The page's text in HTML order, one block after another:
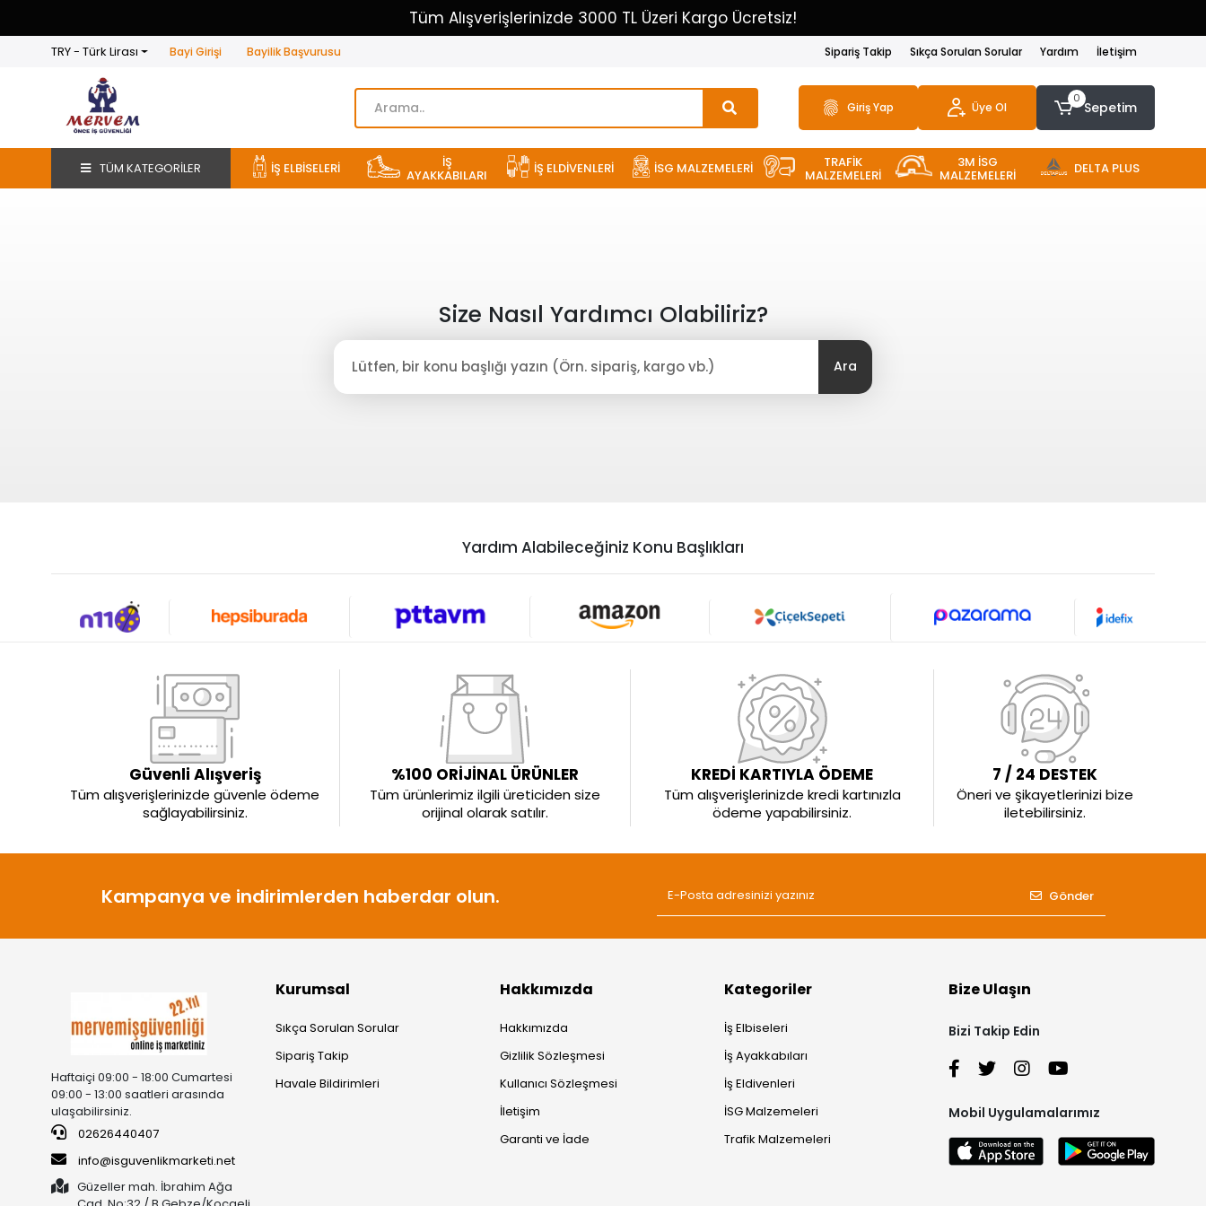
Tüm Alışverişlerinizde 3000 TL Üzeri Kargo Ücretsiz!
TRY - Türk Lirası Bayi Girişi Bayilik Başvurusu Sipariş Takip Sıkça Sorulan Sorular Yardım İletişim
Giriş Yap Üye Ol
0
Sepetim
TÜM KATEGORİLER İŞ ELBİSELERİ İŞ
AYAKKABILARI İŞ ELDİVENLERİ İSG MALZEMELERİ TRAFİK
MALZEMELERİ
3M İSG
MALZEMELERİ DELTA PLUS
Size Nasıl Yardımcı Olabiliriz?
Ara
Yardım Alabileceğiniz Konu Başlıkları
Güvenli Alışveriş
Tüm alışverişlerinizde güvenle ödeme
sağlayabilirsiniz.
%100 ORİJİNAL ÜRÜNLER
Tüm ürünlerimiz ilgili üreticiden size
orijinal olarak satılır.
KREDİ KARTIYLA ÖDEME
Tüm alışverişlerinizde kredi kartınızla
ödeme yapabilirsiniz.
7 / 24 DESTEK
Öneri ve şikayetlerinizi bize
iletebilirsiniz.
Kampanya ve indirimlerden haberdar olun. Gönder
Haftaiçi 09:00 - 18:00 Cumartesi
09:00 - 13:00 saatleri arasında
ulaşabilirsiniz.
02626440407
info@isguvenlikmarketi.net
Güzeller mah. İbrahim Ağa
Kurumsal
Sıkça Sorulan Sorular
Sipariş Takip
Havale Bildirimleri
Hakkımızda
Hakkımızda
Gizlilik Sözleşmesi
Kullanıcı Sözleşmesi
İletişim
Garanti ve İade
Kategoriler
İş Elbiseleri
İş Ayakkabıları
İş Eldivenleri
İSG Malzemeleri
Trafik Malzemeleri
Bize Ulaşın
Bizi Takip Edin
Mobil Uygulamalarımız